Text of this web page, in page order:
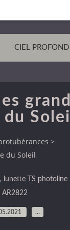
CIEL PROFOND
Soleil
>
du Soleil
lunette TS photoline
AR2822
…